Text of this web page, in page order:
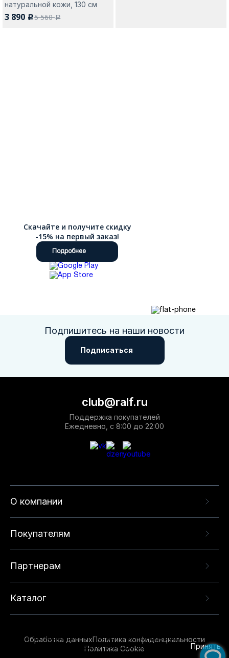
натуральной кожи, 130 см
3 890 c5 560a
Скачайте и получите скидку
-15% на первый заказ!
Подробнее
Подпишитесь на наши новости
Подписаться
О компании
Покупателям
Партнерам
Каталог
club@ralf.ru
Поддержка покупателей
Ежедневно, с 8:00 до 22:00
Обработка данныхПолитика конфиденциальности
Политика Cookie
опыта на нашем сайте. Продолжая использовать
данный сайт, вы соглашаетесь с использованием
Принять